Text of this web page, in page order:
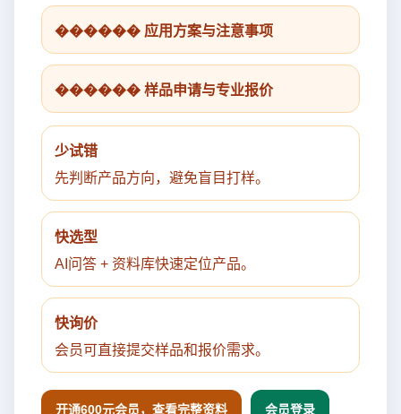
������ 应用方案与注意事项
������ 样品申请与专业报价
少试错
先判断产品方向，避免盲目打样。
快选型
AI问答 + 资料库快速定位产品。
快询价
会员可直接提交样品和报价需求。
开通600元会员，查看完整资料 会员登录